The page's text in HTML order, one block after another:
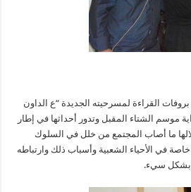
القراءة لمسرحيته الجديدة “ع الداون
موسم الشتاء المقبل وتدور أحداثها في إطار
ما أصاب المجتمع من خلل في السلوك
خاصة في الأحياء الشعبية وأسباب ذلك وارتباطه
بشكل سيء.